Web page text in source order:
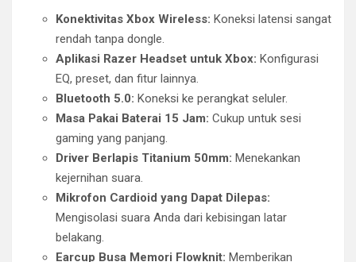
Konektivitas Xbox Wireless: Koneksi latensi sangat
rendah tanpa dongle.
Aplikasi Razer Headset untuk Xbox: Konfigurasi
EQ, preset, dan fitur lainnya.
Bluetooth 5.0: Koneksi ke perangkat seluler.
Masa Pakai Baterai 15 Jam: Cukup untuk sesi
gaming yang panjang.
Driver Berlapis Titanium 50mm: Menekankan
kejernihan suara.
Mikrofon Cardioid yang Dapat Dilepas:
Mengisolasi suara Anda dari kebisingan latar
belakang.
Earcup Busa Memori Flowknit: Memberikan